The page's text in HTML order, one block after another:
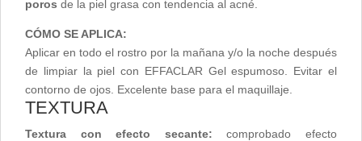
poros de la piel grasa con tendencia al acné.
CÓMO SE APLICA:
Aplicar en todo el rostro por la mañana y/o la noche después
de limpiar la piel con EFFACLAR Gel espumoso. Evitar el
contorno de ojos. Excelente base para el maquillaje.
TEXTURA
Textura con efecto secante: comprobado efecto